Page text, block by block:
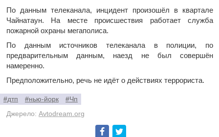
По данным телеканала, инцидент произошёл в квартале
Чайнатаун. На месте происшествия работает служба
пожарной охраны мегаполиса.
По данным источников телеканала в полиции, по
предварительным данным, наезд не был совершён
намеренно.
Предположительно, речь не идёт о действиях террориста.
#дтп #нью-йорк
#Чп
Джерело: Avtodream.org
Facebook